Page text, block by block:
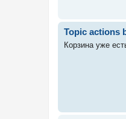
Topic actions
Корзина уже